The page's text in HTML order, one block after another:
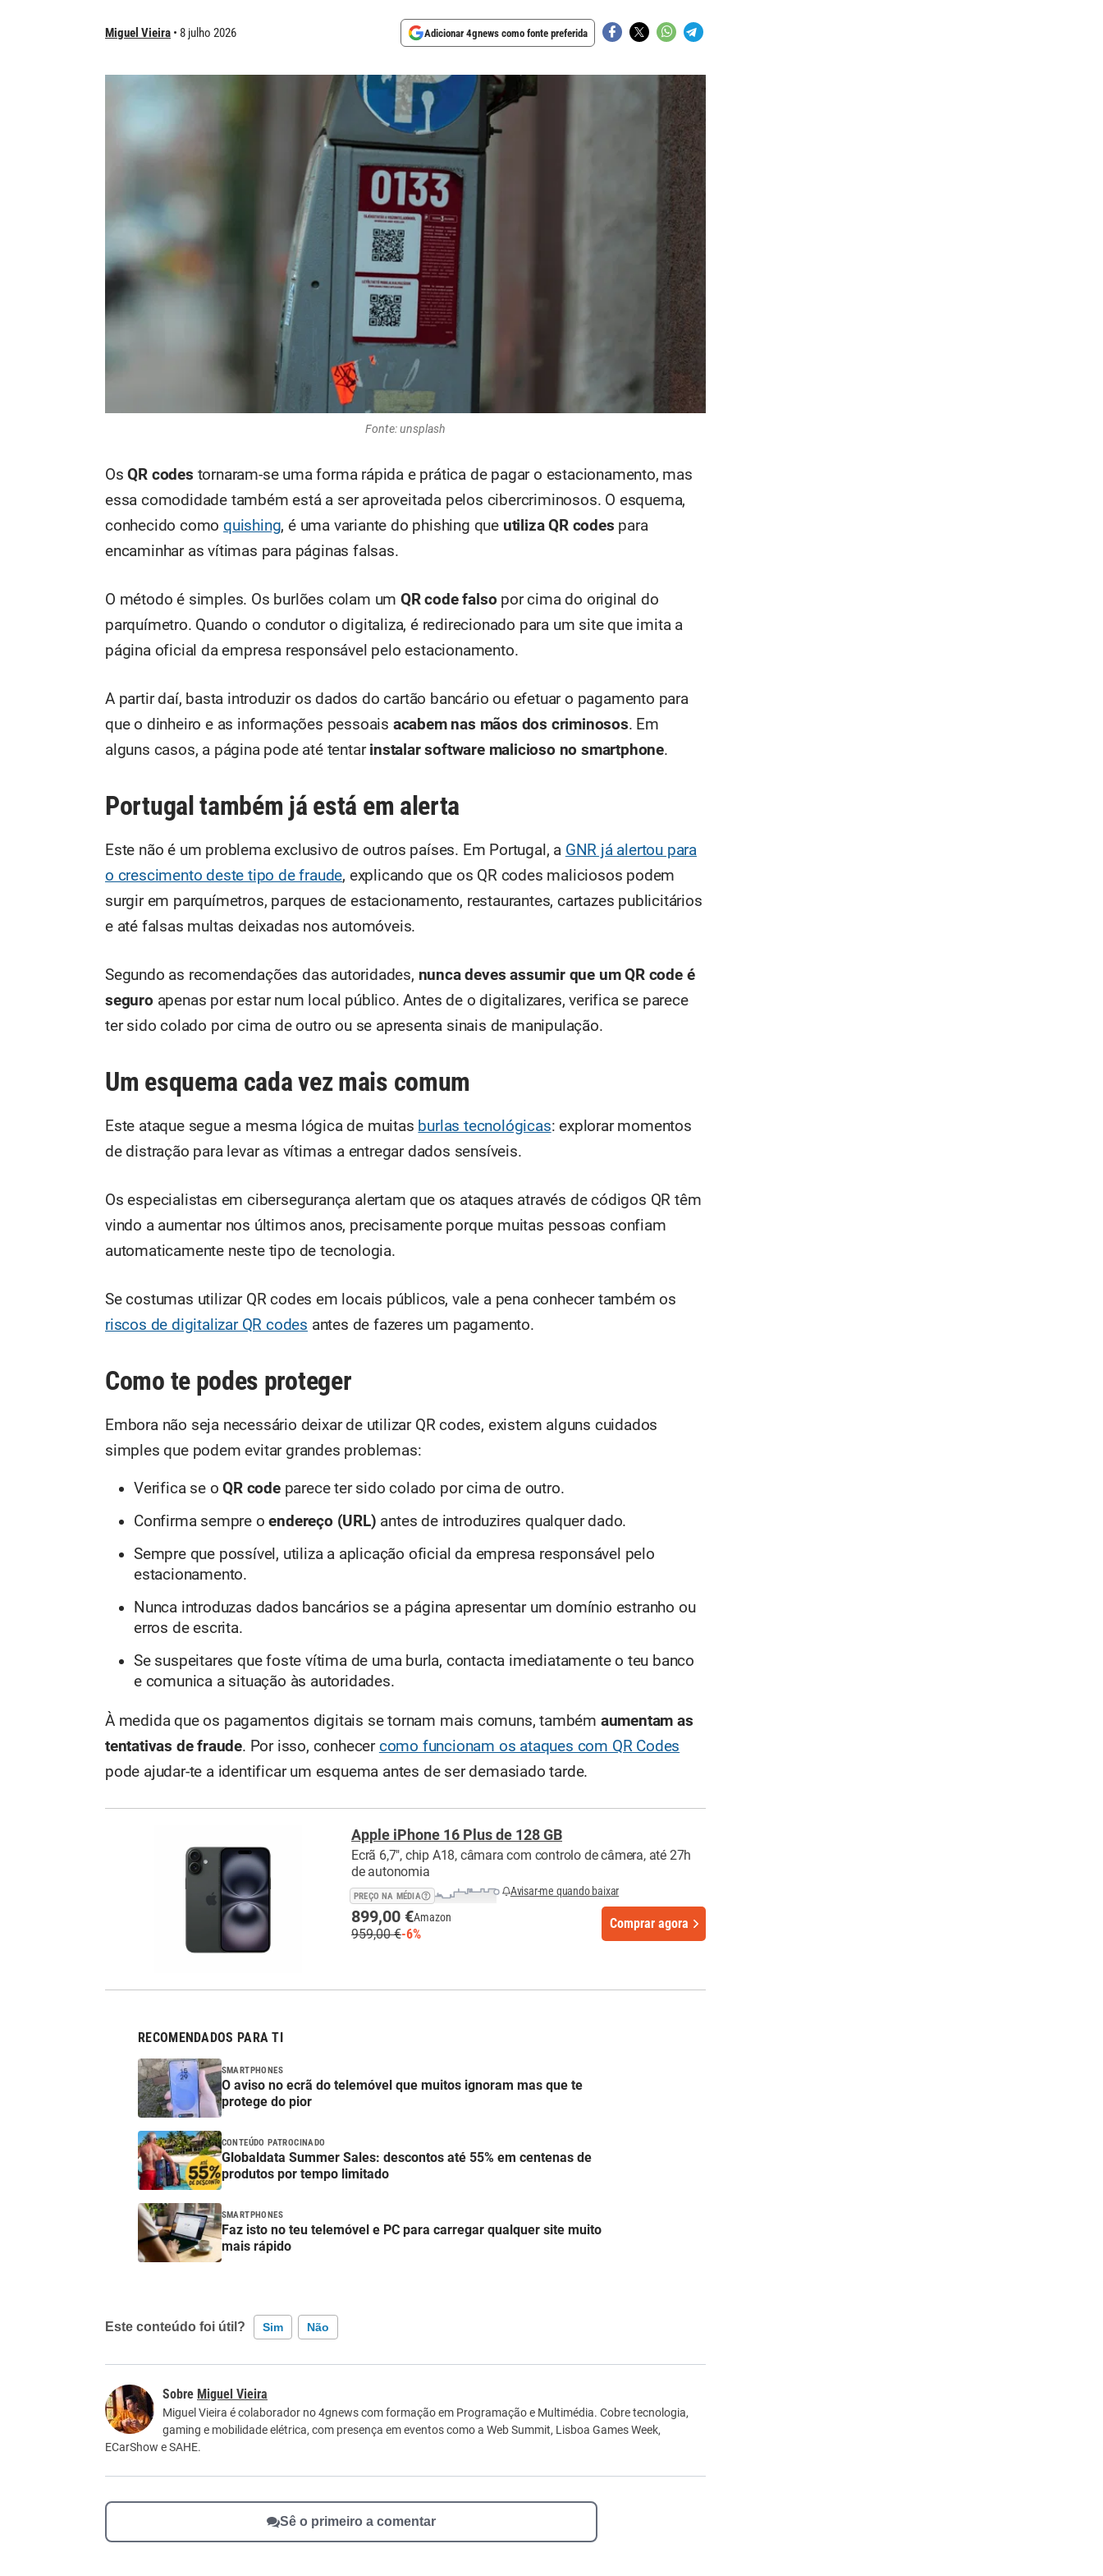
Miguel Vieira 8 julho 2026 Adicionar 4gnews como fonte preferida
Fonte: unsplash
OsQR codes tornaram-se uma forma rápida e prática de pagar o estacionamento, mas
essa comodidade também está a ser aproveitada pelos cibercriminosos. O esquema,
conhecido comoquishing, é uma variante do phishing que utiliza QR codes para
encaminhar as vítimas para páginas falsas.
O método é simples. Os burlões colam um QR code falso por cima do original do
parquímetro. Quando o condutor o digitaliza, é redirecionado para um site que imita a
página oficial da empresa responsável pelo estacionamento.
A partir daí, basta introduzir os dados do cartão bancário ou efetuar o pagamento para
que o dinheiro e as informações pessoais acabem nas mãos dos criminosos. Em
alguns casos, a página pode até tentarinstalar software malicioso no smartphone.
Portugal também já está em alerta
Este não é um problema exclusivo de outros países. Em Portugal, a GNR já alertou para
o crescimento deste tipo de fraude, explicando que os QR codes maliciosos podem
surgir em parquímetros, parques de estacionamento, restaurantes, cartazes publicitários
e até falsas multas deixadas nos automóveis.
Segundo as recomendações das autoridades, nunca deves assumir que um QR code é
seguro apenas por estar num local público. Antes de o digitalizares, verifica se parece
ter sido colado por cima de outro ou se apresenta sinais de manipulação.
Um esquema cada vez mais comum
Este ataque segue a mesma lógica de muitas burlas tecnológicas: explorar momentos
de distração para levar as vítimas a entregar dados sensíveis.
Os especialistas em cibersegurança alertam que os ataques através de códigos QR têm
vindo a aumentar nos últimos anos, precisamente porque muitas pessoas confiam
automaticamente neste tipo de tecnologia.
Se costumas utilizar QR codes em locais públicos, vale a pena conhecer também os
riscos de digitalizar QR codes antes de fazeres um pagamento.
Como te podes proteger
Embora não seja necessário deixar de utilizar QR codes, existem alguns cuidados
simples que podem evitar grandes problemas:
Verifica se oQR codeparece ter sido colado por cima de outro.
Confirma sempre oendereço (URL) antes de introduzires qualquer dado.
Sempre que possível, utiliza a aplicação oficial da empresa responsável pelo
estacionamento.
Nunca introduzas dados bancários se a página apresentar um domínio estranho ou
erros de escrita.
Se suspeitares que foste vítima de uma burla, contacta imediatamente o teu banco
e comunica a situação às autoridades.
À medida que os pagamentos digitais se tornam mais comuns, também aumentam as
tentativas de fraude. Por isso, conhecercomo funcionam os ataques com QR Codes
pode ajudar-te a identificar um esquema antes de ser demasiado tarde.
Apple iPhone 16 Plus de 128 GB
Ecrã 6,7", chip A18, câmara com controlo de câmera, até 27h
de autonomia
PREÇO NA MÉDIA Avisar-me quando baixar
899,00 €Amazon
959,00 €-6%
Comprar agora
RECOMENDADOS PARA TI
SMARTPHONES
O aviso no ecrã do telemóvel que muitos ignoram mas que te
protege do pior
CONTEÚDO PATROCINADO
Globaldata Summer Sales: descontos até 55% em centenas de
produtos por tempo limitado
SMARTPHONES
Faz isto no teu telemóvel e PC para carregar qualquer site muito
mais rápido
Este conteúdo foi útil? Sim Não
Este conteúdo não tem a informação que procuro
Outro
Miguel Vieira
Miguel Vieira é colaborador no 4gnews com formação em Programação e Multimédia. Cobre tecnologia,
gaming e mobilidade elétrica, com presença em eventos como a Web Summit, Lisboa Games Week,
ECarShow e SAHE.
Sê o primeiro a comentar